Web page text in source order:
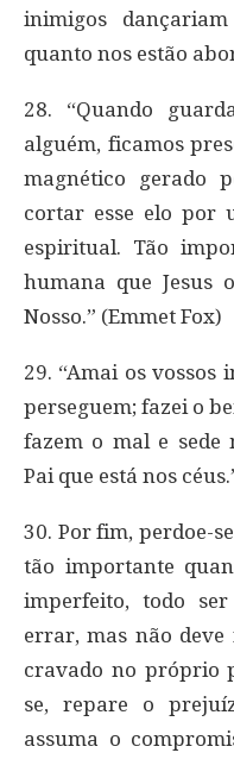
inimigos
quanto nos estão
28. “Quando
alguém, ficamos
magnético gerado
cortar esse elo por
espiritual. Tão
humana que Jesus
Nosso.” (Emmet Fox)
29. “Amai os vossos
perseguem; fazei o
fazem o mal e sede
Pai que está nos
30. Por fim, perdoe-
tão importante
imperfeito, todo
errar, mas não
cravado no próprio
se, repare o
assuma o